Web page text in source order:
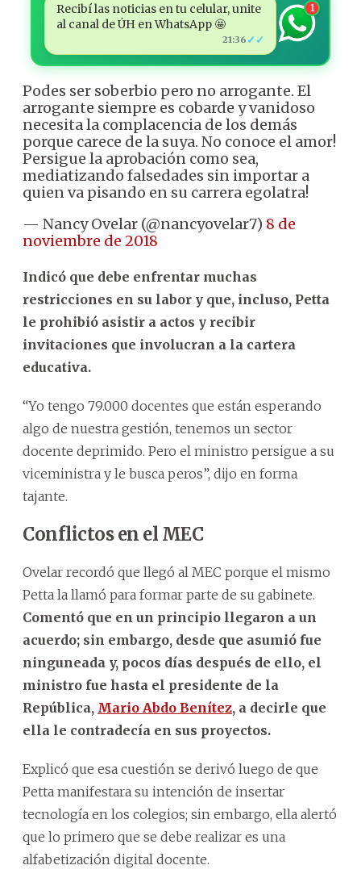
Recibí las noticias en tu celular, unite
al canal de ÚH en WhatsApp 🤩
21:36 ✓✓
1
Podes ser soberbio pero no arrogante. El
arrogante siempre es cobarde y vanidoso
necesita la complacencia de los demás
porque carece de la suya. No conoce el amor!
Persigue la aprobación como sea,
mediatizando falsedades sin importar a
quien va pisando en su carrera egolatra!
— Nancy Ovelar (@nancyovelar7) 8 de
noviembre de 2018
Indicó que debe enfrentar muchas
restricciones en su labor y que, incluso, Petta
le prohibió asistir a actos y recibir
invitaciones que involucran a la cartera
educativa.
“Yo tengo 79.000 docentes que están esperando
algo de nuestra gestión, tenemos un sector
docente deprimido. Pero el ministro persigue a su
viceministra y le busca peros”, dijo en forma
tajante.
Conflictos en el MEC
Ovelar recordó que llegó al MEC porque el mismo
Petta la llamó para formar parte de su gabinete.
Comentó que en un principio llegaron a un
acuerdo; sin embargo, desde que asumió fue
ninguneada y, pocos días después de ello, el
ministro fue hasta el presidente de la
República, Mario Abdo Benítez, a decirle que
ella le contradecía en sus proyectos.
Explicó que esa cuestión se derivó luego de que
Petta manifestara su intención de insertar
tecnología en los colegios; sin embargo, ella alertó
que lo primero que se debe realizar es una
alfabetización digital docente.